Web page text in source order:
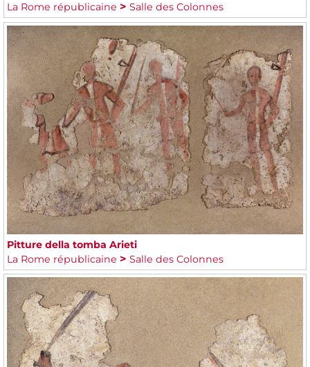
La Rome républicaine
Salle des Colonnes
Pitture della tomba Arieti
La Rome républicaine
Salle des Colonnes